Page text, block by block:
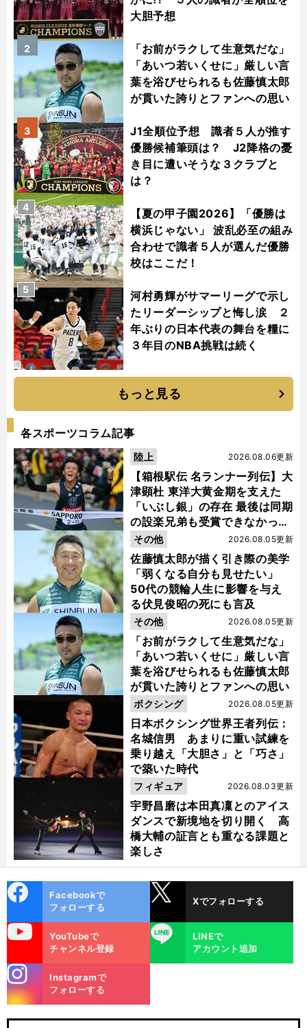
大胆予想
「お前がラクして生意気だな」
「あいつ若いくせに」厳しい言
葉を浴びせられるも佐藤慎太郎
が貫いた誇りとファンへの思い
2
J1全順位予想 識者５人が推す
優勝候補筆頭は？ J2降格の憂
き目に遭いそうな３クラブと
は？
3
【夏の甲子園2026】「優勝は
横浜じゃない」 波乱必至の組み
合わせで識者５人が選んだ優勝
校はここだ！
4
河村勇輝がサマーリーグで示し
たリーダーシップと悔し涙 ２
年ぶりの日本代表の舞台を糧に
３年目のNBA挑戦は続く
5
もっと見る
各スポーツコラム記事
【箱根駅伝 名ランナー列伝】大
津顕杜 東洋大黄金期を支えた
「いぶし銀」の存在 最後は同期
の設楽兄弟も受賞できなかった
金栗杯に輝く
2026.08.06更新
陸上
佐藤慎太郎が描く引き際の美学
「弱くなる自分も見せたい」
50代の競輪人生に影響を与え
る伏見俊昭の死にも言及
2026.08.05更新
その他
「お前がラクして生意気だな」
「あいつ若いくせに」厳しい言
葉を浴びせられるも佐藤慎太郎
が貫いた誇りとファンへの思い
2026.08.05更新
その他
日本ボクシング世界王者列伝：
名城信男 あまりに重い試練を
乗り越え「大胆さ」と「巧さ」
で築いた時代
2026.08.05更新
ボクシング
宇野昌磨は本田真凜とのアイス
ダンスで新境地を切り開く 高
橋大輔の証言とも重なる課題と
楽しさ
2026.08.03更新
フィギュア
ok
Facebookで
フォローする
Xでフォローする
YouTubeで
チャンネル登録
LINE
LINEで
アカウント追加
m
Instagramで
フォローする